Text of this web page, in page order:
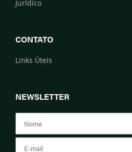
Jurídico
CONTATO
Links Úteis
NEWSLETTER